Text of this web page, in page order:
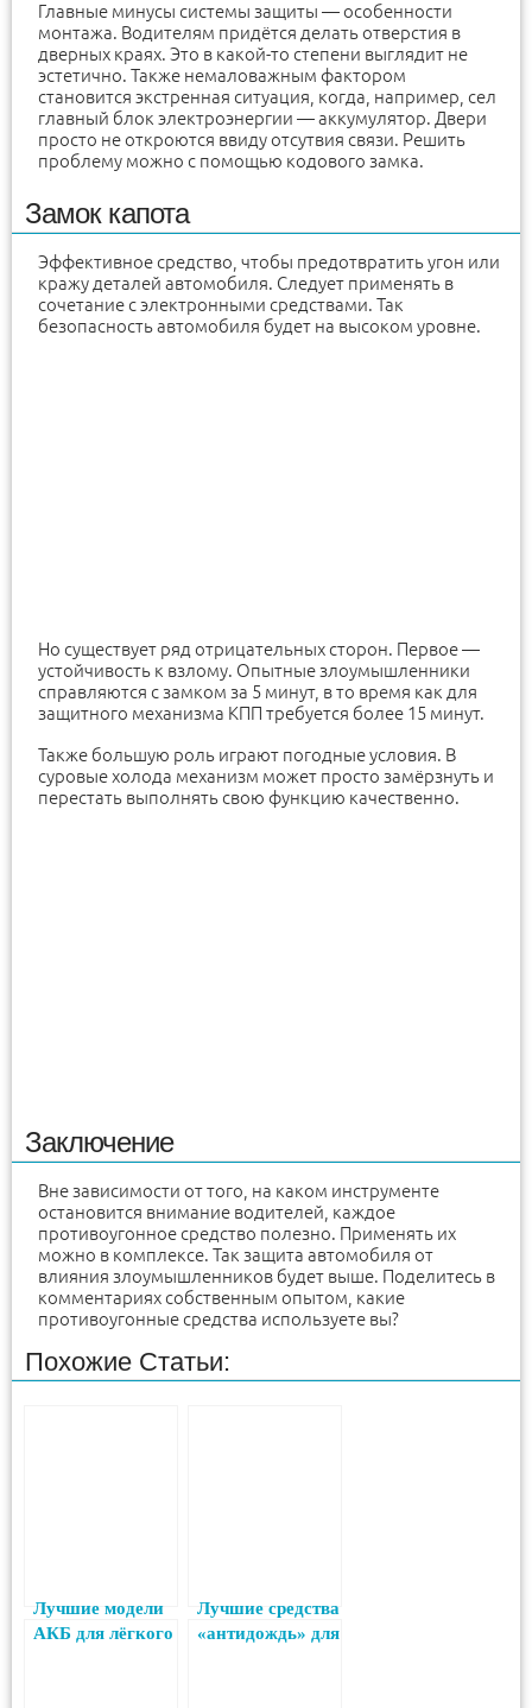
Главные минусы системы защиты — особенности
монтажа. Водителям придётся делать отверстия в
дверных краях. Это в какой-то степени выглядит не
эстетично. Также немаловажным фактором
становится экстренная ситуация, когда, например, сел
главный блок электроэнергии — аккумулятор. Двери
просто не откроются ввиду отсутвия связи. Решить
проблему можно с помощью кодового замка.
Замок капота
Эффективное средство, чтобы предотвратить угон или
кражу деталей автомобиля. Следует применять в
сочетание с электронными средствами. Так
безопасность автомобиля будет на высоком уровне.
Но существует ряд отрицательных сторон. Первое —
устойчивость к взлому. Опытные злоумышленники
справляются с замком за 5 минут, в то время как для
защитного механизма КПП требуется более 15 минут.
Также большую роль играют погодные условия. В
суровые холода механизм может просто замёрзнуть и
перестать выполнять свою функцию качественно.
Заключение
Вне зависимости от того, на каком инструменте
остановится внимание водителей, каждое
противоугонное средство полезно. Применять их
можно в комплексе. Так защита автомобиля от
влияния злоумышленников будет выше. Поделитесь в
комментариях собственным опытом, какие
противоугонные средства используете вы?
Похожие Статьи:
Лучшие модели
АКБ для лёгкого
Лучшие средства
«антидождь» для